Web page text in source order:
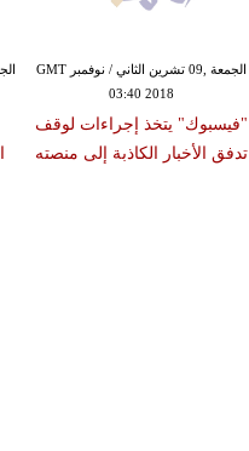
الجمعة ,09 تشرين الثاني / نوفمبر GMT
03:40 2018
"فيسبوك" يتخذ إجراءات لوقف
تدفق الأخبار الكاذبة إلى منصته